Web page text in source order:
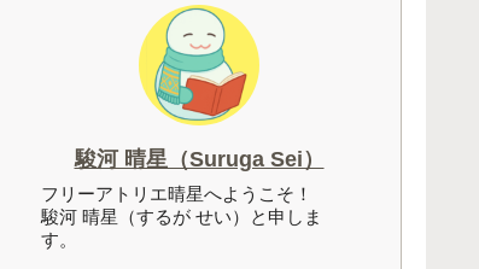
駿河 晴星（Suruga Sei）
フリーアトリエ晴星へようこそ！
駿河 晴星（するが せい）と申しま
す。